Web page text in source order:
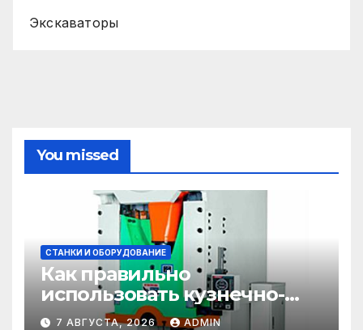
Экскаваторы
You missed
СТАНКИ И ОБОРУДОВАНИЕ
Как правильно
использовать кузнечно-
прессовое оборудование
7 АВГУСТА, 2026 ADMIN